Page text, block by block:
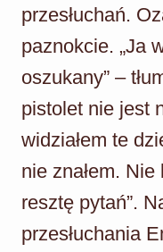
przesłuchań.
paznokcie. „Ja
oszukany” –
pistolet nie jest
widziałem te
nie znałem.
resztę pytań”.
przesłuchania